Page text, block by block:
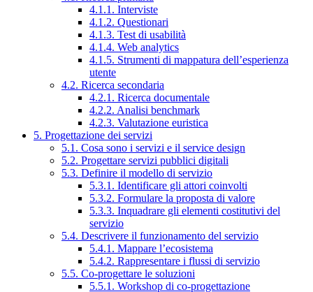
4.1.1. Interviste
4.1.2. Questionari
4.1.3. Test di usabilità
4.1.4. Web analytics
4.1.5. Strumenti di mappatura dell’esperienza
utente
4.2. Ricerca secondaria
4.2.1. Ricerca documentale
4.2.2. Analisi benchmark
4.2.3. Valutazione euristica
5. Progettazione dei servizi
5.1. Cosa sono i servizi e il service design
5.2. Progettare servizi pubblici digitali
5.3. Definire il modello di servizio
5.3.1. Identificare gli attori coinvolti
5.3.2. Formulare la proposta di valore
5.3.3. Inquadrare gli elementi costitutivi del
servizio
5.4. Descrivere il funzionamento del servizio
5.4.1. Mappare l’ecosistema
5.4.2. Rappresentare i flussi di servizio
5.5. Co-progettare le soluzioni
5.5.1. Workshop di co-progettazione